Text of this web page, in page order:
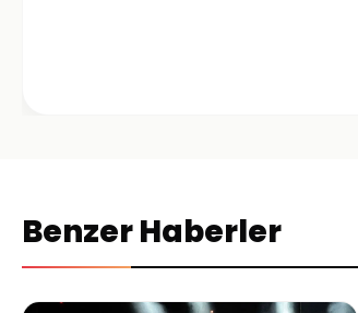
Benzer Haberler